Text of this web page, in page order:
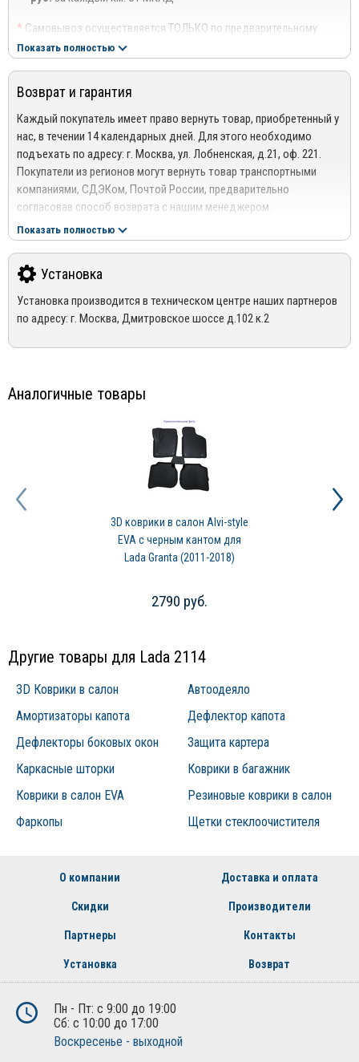
* Самовывоз осуществляется ТОЛЬКО по предварительному
согласованию с менеджером!
проходная ТЦ или БЦ).
***Доставка до квартиры/офиса платная: + 100 руб. за заказ
весом до 10 кг., +200 руб. за заказ весом свыше 10 кг.
РЕГИОНАЛЬНАЯ ДОСТАВКА ПО РОССИИ, БЕЛАРУСИИ И
КАЗАХСТАНУ
Стоимость доставки от 1000 руб. рассчитывается
менеджером!
Отправка дефлекторов капота производится по 100% оплате
заказ, либо связаться с нашим менеджером по телефонам +7
(495) 162-90-92, +7 (800) 250-01-76, либо по email:
Показать полностью
Возврат и гарантия
Каждый покупатель имеет право вернуть товар, приобретенный у
нас, в течении 14 календарных дней. Для этого необходимо
подъехать по адресу: г. Москва, ул. Лобненская, д.21, оф. 221.
Покупатели из регионов могут вернуть товар транспортными
компаниями, СДЭКом, Почтой России, предварительно
согласовав способ возврата с нашим менеджером.
Подробнее сморите в разделе
На весь ассортимент представленный в интернет-магазине
Mirdopov, распространяются гарантия производителей.
*Гарантия не распространяется на товары с дефектами,
возникшими по вине покупателя, в следствии не правильной
Показать полностью
Установка
Установка производится в техническом центре наших партнеров
по адресу: г. Москва, Дмитровское шоссе д.102 к.2
Аналогичные товары
3D коврики в салон Alvi-style
EVA с черным кантом для
Lada Granta (2011-2018)
2790 руб.
Другие товары для Lada 2114
3D Коврики в салон
Автоодеяло
Амортизаторы капота
Дефлектор капота
Дефлекторы боковых окон
Защита картера
Каркасные шторки
Коврики в багажник
Коврики в салон EVA
Резиновые коврики в салон
Фаркопы
Щетки стеклоочистителя
О компании Доставка и оплата
Скидки Производители
Партнеры Контакты
Установка Возврат
Пн - Пт: с 9:00 до 19:00
Сб: с 10:00 до 17:00
Воскресенье - выходной